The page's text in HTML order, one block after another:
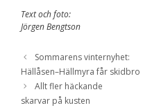
Text och foto:
Jörgen Bengtson
Sommarens vinternyhet:
Hällåsen–Hällmyra får skidbro
Allt fler häckande
skarvar på kusten